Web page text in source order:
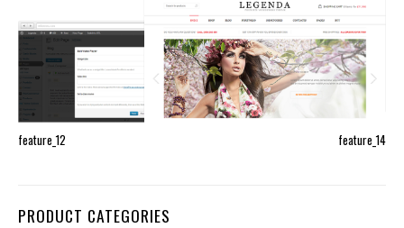
feature_12 feature_14
PRODUCT CATEGORIES